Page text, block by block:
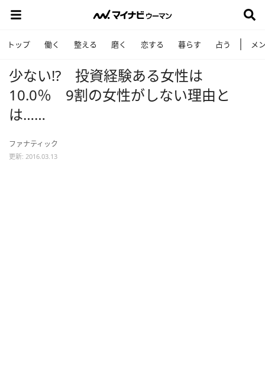
トップ 働く 整える 磨く 恋する 暮らす 占う メ
少ない!? 投資経験ある女性は
10.0％ 9割の女性がしない理由と
は……
ファナティック
更新: 2016.03.13